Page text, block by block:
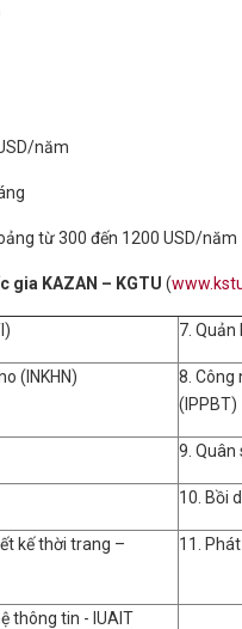
năm
từ 300 đến 1200 USD/năm
gia KAZAN – KGTU (
7. Quản
(INKHN)
8. Công
(IPPBT)
9. Quân
10. Bồi
kế thời trang –
11.
thông tin - IUAIT